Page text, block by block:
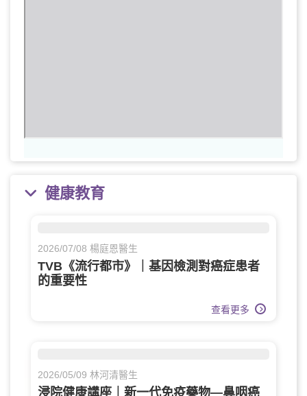
健康教育
2026/07/08 楊庭恩醫生
TVB《流行都市》｜基因檢測對癌症患者
的重要性
查看更多
2026/05/09 林河清醫生
浸院健康講座｜新一代免疫藥物—鼻咽癌